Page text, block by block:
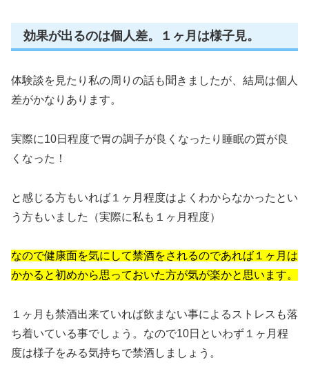
効果が出るのは個人差。１ヶ月は様子見。
体験談を見たり私の周りの話も聞きましたが、結局は個人
差がかなりあります。
実際に10日程度で胃の調子が良くなったり睡眠の質が良
くなった！
と感じる方もいれば１ヶ月程度はよくわからなかったとい
う方もいました（実際に私も１ヶ月程度）
なので健康面を気にして禁酒をされるのであれば１ヶ月は
かかると初めから思っておいた方が気が楽かと思います。
１ヶ月も禁酒出来ていれば飲まない事によるストレスも落
ち着いている事でしょう。なので10日といわず１ヶ月程
度は様子をみる気持ちで禁酒しましょう。